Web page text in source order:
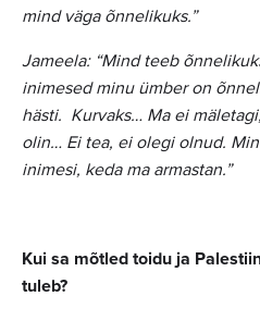
mind väga õnnelikuks.”
Jameela: “Mind teeb
inimesed minu ümber on
hästi. Kurvaks… Ma ei
olin… Ei tea, ei olegi olnud.
inimesi, keda ma armastan.”
Kui sa mõtled toidu ja
tuleb?